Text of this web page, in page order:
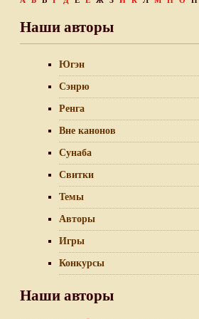
Наши авторы
Югэн
Сэнрю
Ренга
Вне канонов
Сунаба
Свитки
Темы
Авторы
Игры
Конкурсы
Наши авторы